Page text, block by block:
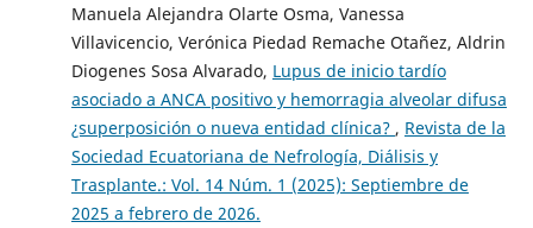
Manuela Alejandra Olarte Osma, Vanessa
Villavicencio, Verónica Piedad Remache Otañez, Aldrin
Diogenes Sosa Alvarado, Lupus de inicio tardío
asociado a ANCA positivo y hemorragia alveolar difusa
¿superposición o nueva entidad clínica? , Revista de la
Sociedad Ecuatoriana de Nefrología, Diálisis y
Trasplante.: Vol. 14 Núm. 1 (2025): Septiembre de
2025 a febrero de 2026.